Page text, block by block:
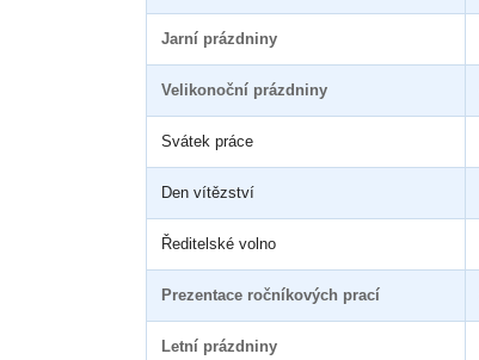
Jarní prázdniny
Velikonoční prázdniny
Svátek práce
Den vítězství
Ředitelské volno
Prezentace ročníkových prací
Letní prázdniny